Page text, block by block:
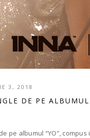
3, 2018
DE PE
pe albumul “YO”,